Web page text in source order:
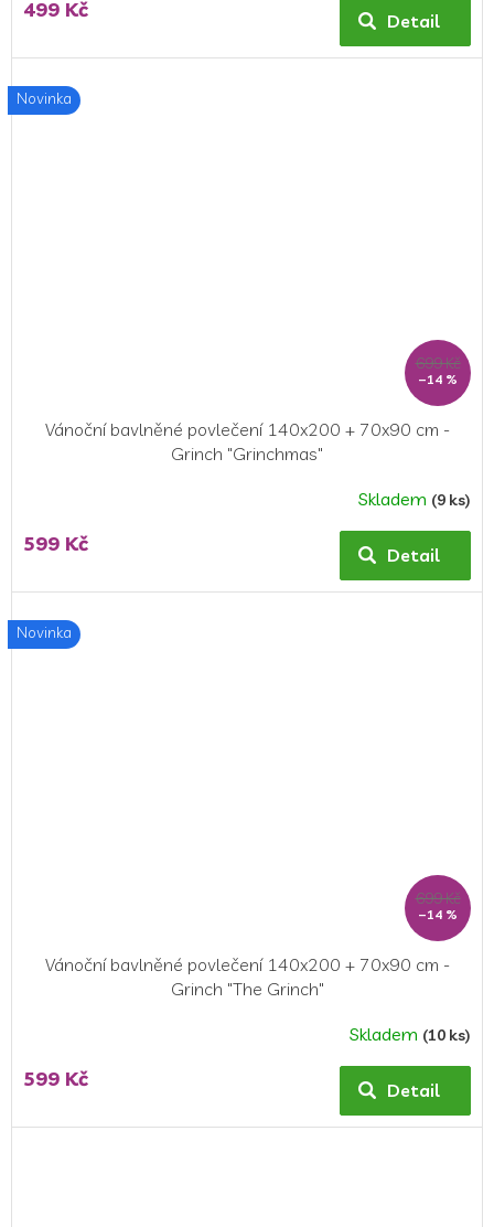
499 Kč Detail
Novinka
699 Kč
–14 %
Vánoční bavlněné povlečení 140x200 + 70x90 cm -
Grinch "Grinchmas"
Skladem (9 ks)
599 Kč Detail
Novinka
699 Kč
–14 %
Vánoční bavlněné povlečení 140x200 + 70x90 cm -
Grinch "The Grinch"
Skladem (10 ks)
599 Kč Detail